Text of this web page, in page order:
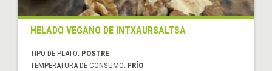
HELADO VEGANO DE INTXAURSALTSA
TIPO DE PLATO: POSTRE
TEMPERATURA DE CONSUMO: FRÍO